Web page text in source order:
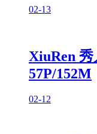
02-13
XiuRen 秀
57P/152M
02-12